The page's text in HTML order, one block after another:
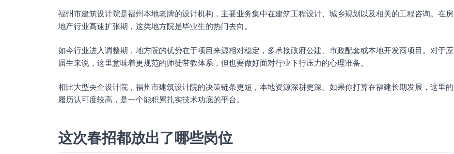
福州市建筑设计院是福州本地老牌的设计机构，主要业务集中在建筑工程设计、城乡规划以及相关的工程咨询。在房
地产行业高速扩张期，这类地方院是毕业生的热门去向。
如今行业进入调整期，地方院的优势在于项目来源相对稳定，多承接政府公建、市政配套或本地开发商项目。对于应
届生来说，这里意味着更规范的师徒带教体系，但也要做好面对行业下行压力的心理准备。
相比大型央企设计院，福州市建筑设计院的决策链条更短，本地资源深耕更深。如果你打算在福建长期发展，这里的
履历认可度较高，是一个能积累扎实技术功底的平台。
这次春招都放出了哪些岗位